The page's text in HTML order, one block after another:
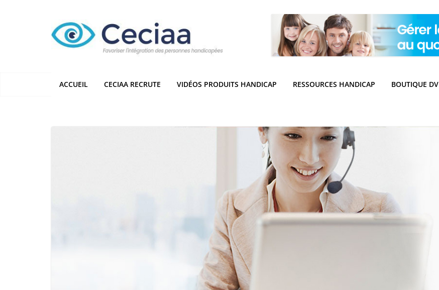
ACCUEIL CECIAA RECRUTE VIDÉOS PRODUITS HANDICAP RESSOURCES HANDICAP BOUTIQUE DV